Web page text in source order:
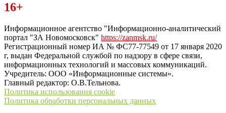
Читайте последние новости дня в Тульской области на сайте
“ЗаНовомосковск”
16+
Информационное агентство "Информационно-аналитический
портал "ЗА Новомосковск" https://zanmsk.ru/
Регистрационный номер ИА № ФС77-77549 от 17 января 2020
г, выдан Федеральной службой по надзору в сфере связи,
информационных технологий и массовых коммуникаций.
Учредитель: ООО «Информационные системы».
Главный редактор: О.В.Тельнова.
Политика использования cookie
Политика обработки персональных данных